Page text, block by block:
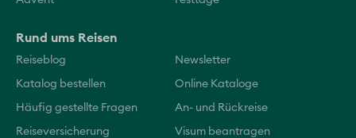
Rund ums Reisen
Reiseblog Newsletter
Katalog bestellen Online Kataloge
Häufig gestellte Fragen An- und Rückreise
Reiseversicherung Visum beantragen